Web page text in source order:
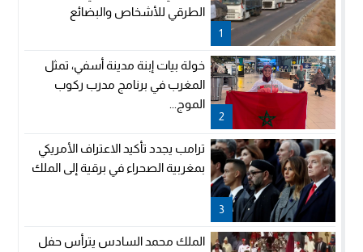
1
الطرقي للأشخاص والبضائع
2
خولة بيات إبنة مدينة أسفي، تمثل
المغرب في برنامج مدرب ركوب
الموج...
3
ترامب يجدد تأكيد الاعتراف الأمريكي
بمغربية الصحراء في برقية إلى الملك
الملك محمد السادس يترأس حفل